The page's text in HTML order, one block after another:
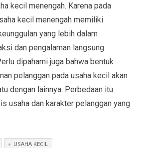
kecil menengah. Karena pada
kecil menengah memiliki
yang lebih dalam
dan pengalaman langsung
dipahami juga bahwa bentuk
pelanggan pada usaha kecil akan
dengan lainnya. Perbedaan itu
usaha dan karakter pelanggan yang
USAHA KECIL